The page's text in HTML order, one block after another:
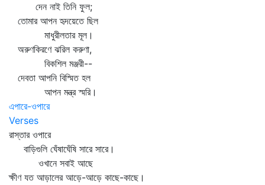
দেন নাই তিনি ফুল;
তোমার আপন হৃদয়েতে ছিল
মাধুরীলতার মূল।
অরুণকিরণে ঝরিল করুণা,
বিকশিল মঞ্জরী--
দেবতা আপনি বিস্মিত হল
আপন মন্ত্র স্মরি।
এপারে-ওপারে
Verses
রাস্তার ওপারে
বাড়িগুলি ঘেঁষাঘেঁষি সারে সারে।
ওখানে সবাই আছে
ক্ষীণ যত আড়ালের আড়ে-আড়ে কাছে-কাছে।